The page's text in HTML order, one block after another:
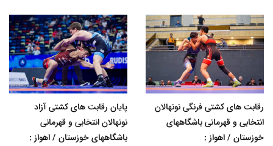
رقابت های کشتی فرنگی نونهالان
انتخابی و قهرمانی باشگاههای
خوزستان / اهواز :
پایان رقابت های کشتی آزاد
نونهالان انتخابی و قهرمانی
باشگاههای خوزستان / اهواز :